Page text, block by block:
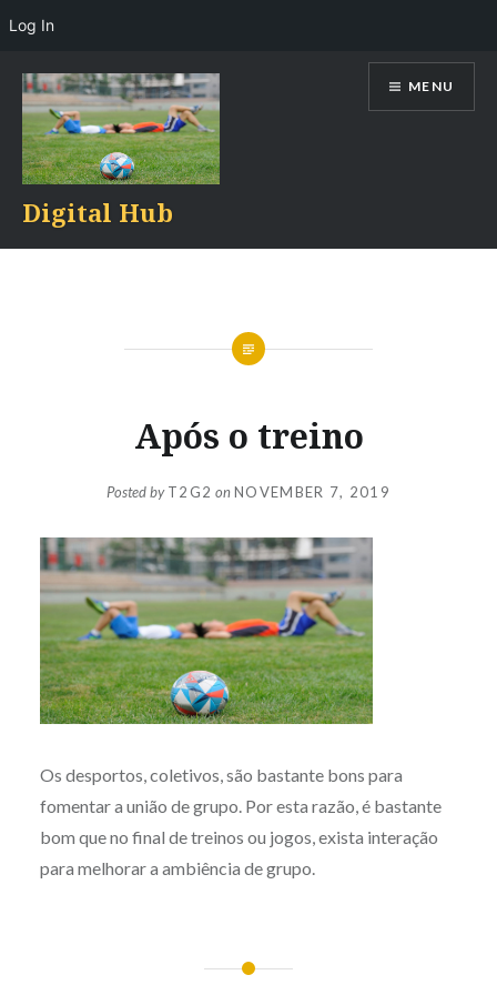
content
Digital Hub
MENU
Após o treino
Posted byT2G2 onNOVEMBER 7, 2019
Os desportos, coletivos, são bastante bons para
fomentar a união de grupo. Por esta razão, é bastante
bom que no final de treinos ou jogos, exista interação
para melhorar a ambiência de grupo.
Log In